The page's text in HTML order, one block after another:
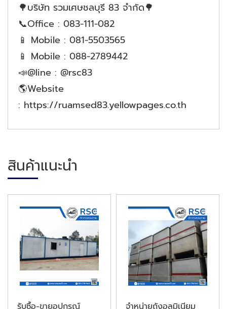
🌳บริษัท รวมเศษชลบุรี 83 จำกัด🌳
📞Office : 083-111-082
📱 Mobile : 081-5503565
📱 Mobile : 088-2789442
📣@line : @rsc83
🌎Website
: https://ruamsed83.yellowpages.co.th
สินค้าแนะนำ
รับซื้อ-ขายอุปกรณ์
จำหน่ายถังอลูมิเนียม